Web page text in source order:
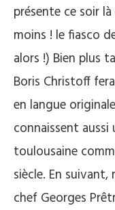
présente ce soir
moins ! le fiasco
alors !) Bien plus
Boris Christoff
en langue
connaissent aussi
toulousaine
siècle. En
chef Georges